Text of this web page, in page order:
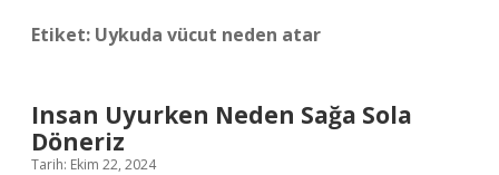
Etiket: Uykuda vücut neden atar
Insan Uyurken Neden Sağa Sola
Döneriz
Tarih: Ekim 22, 2024